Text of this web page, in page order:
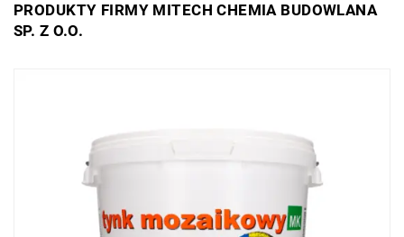
PRODUKTY FIRMY MITECH CHEMIA BUDOWLANA
SP. Z O.O.